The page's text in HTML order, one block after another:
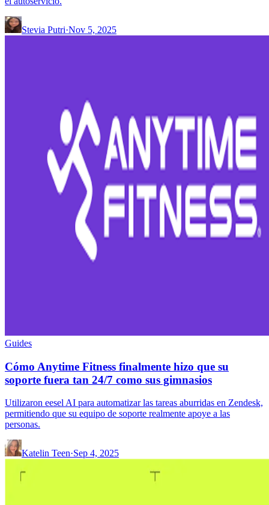
Stevia Putri·Nov 5, 2025
Guides
Cómo Anytime Fitness finalmente hizo que su
soporte fuera tan 24/7 como sus gimnasios
Utilizaron eesel AI para automatizar las tareas aburridas en Zendesk,
permitiendo que su equipo de soporte realmente apoye a las
personas.
Katelin Teen·Sep 4, 2025